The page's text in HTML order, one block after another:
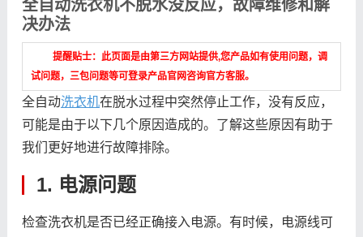
全自动洗衣机不脱水没反应，故障维修和解
决办法
提醒贴士：此页面是由第三方网站提供,您产品如有使用问题，调
试问题，三包问题等可登录产品官网咨询官方客服。
全自动洗衣机在脱水过程中突然停止工作，没有反应，
可能是由于以下几个原因造成的。了解这些原因有助于
我们更好地进行故障排除。
1. 电源问题
检查洗衣机是否已经正确接入电源。有时候，电源线可